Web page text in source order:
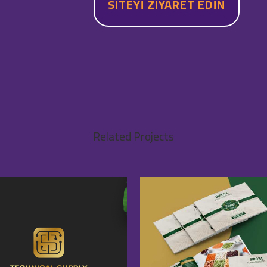
Related Projects
VIEW VIEW